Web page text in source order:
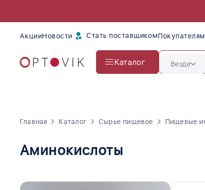
АкцииНовости Стать поставщикомПокупателям
Каталог Везде
Главная Каталог Сырье пищевое Пищевые
Аминокислоты